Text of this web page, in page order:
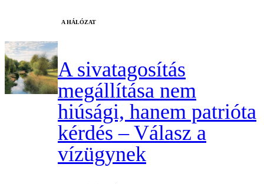
A HÁLÓZAT
A sivatagosítás
megállítása nem
hiúsági, hanem patrióta
kérdés – Válasz a
vízügynek